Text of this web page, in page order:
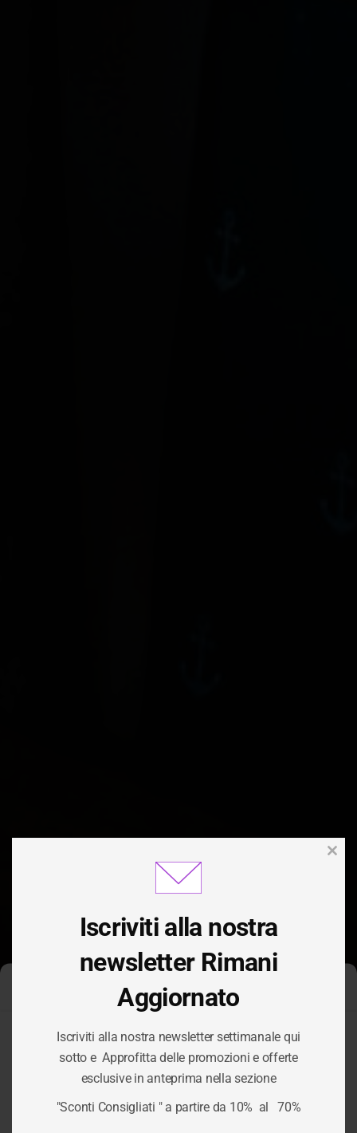
Gestisci Consenso Cookie
Per fornire le migliori esperienze, utilizziamo tecnologie come i
cookie per memorizzare e/o accedere alle informazioni del
dispositivo. Il consenso a queste tecnologie ci permetterà di
elaborare dati come il comportamento di navigazione o ID unici
CATEGORIA:
ASSICURAZIONE
Iscriviti alla nostra
newsletter Rimani
Aggiornato
Iscriviti alla nostra newsletter settimanale qui
sotto e Approfitta delle promozioni e offerte
esclusive in anteprima nella sezione
"Sconti Consigliati " a partire da 10% al 70%